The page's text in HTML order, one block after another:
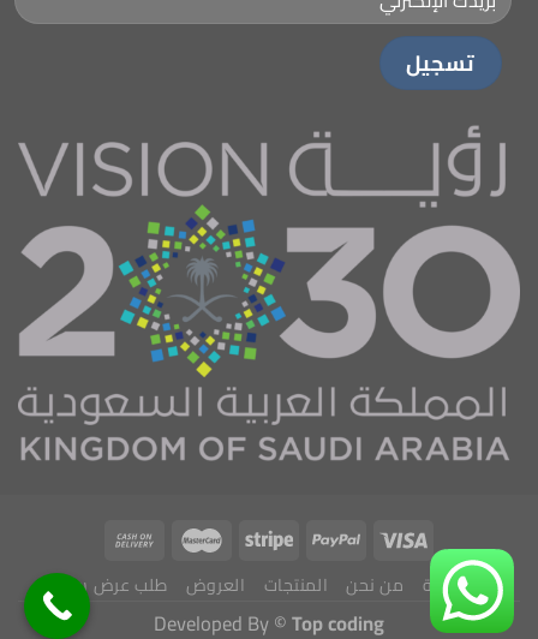
الرئيسية من نحن المنتجات العروض طلب عرض سعر
Developed By ©Top coding